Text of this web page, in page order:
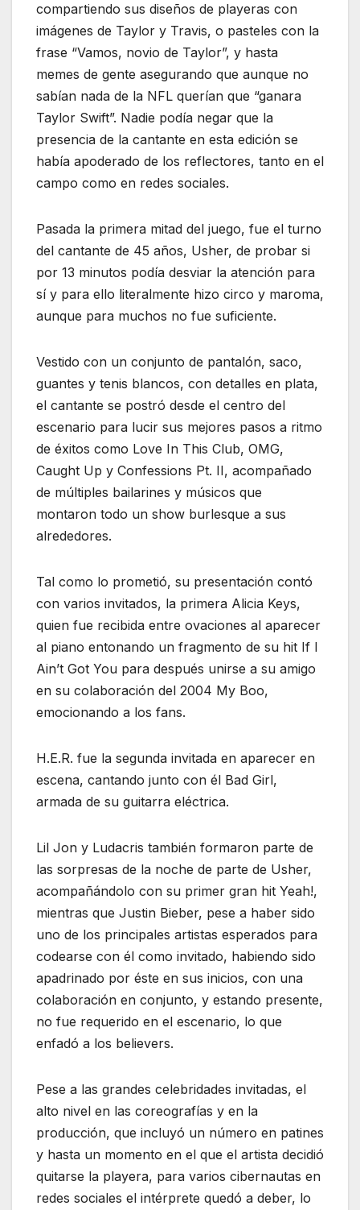
compartiendo sus diseños de playeras con
imágenes de Taylor y Travis, o pasteles con la
frase “Vamos, novio de Taylor”, y hasta
memes de gente asegurando que aunque no
sabían nada de la NFL querían que “ganara
Taylor Swift”. Nadie podía negar que la
presencia de la cantante en esta edición se
había apoderado de los reflectores, tanto en el
campo como en redes sociales.
Pasada la primera mitad del juego, fue el turno
del cantante de 45 años, Usher, de probar si
por 13 minutos podía desviar la atención para
sí y para ello literalmente hizo circo y maroma,
aunque para muchos no fue suficiente.
Vestido con un conjunto de pantalón, saco,
guantes y tenis blancos, con detalles en plata,
el cantante se postró desde el centro del
escenario para lucir sus mejores pasos a ritmo
de éxitos como Love In This Club, OMG,
Caught Up y Confessions Pt. II, acompañado
de múltiples bailarines y músicos que
montaron todo un show burlesque a sus
alrededores.
Tal como lo prometió, su presentación contó
con varios invitados, la primera Alicia Keys,
quien fue recibida entre ovaciones al aparecer
al piano entonando un fragmento de su hit If I
Ain’t Got You para después unirse a su amigo
en su colaboración del 2004 My Boo,
emocionando a los fans.
H.E.R. fue la segunda invitada en aparecer en
escena, cantando junto con él Bad Girl,
armada de su guitarra eléctrica.
Lil Jon y Ludacris también formaron parte de
las sorpresas de la noche de parte de Usher,
acompañándolo con su primer gran hit Yeah!,
mientras que Justin Bieber, pese a haber sido
uno de los principales artistas esperados para
codearse con él como invitado, habiendo sido
apadrinado por éste en sus inicios, con una
colaboración en conjunto, y estando presente,
no fue requerido en el escenario, lo que
enfadó a los believers.
Pese a las grandes celebridades invitadas, el
alto nivel en las coreografías y en la
producción, que incluyó un número en patines
y hasta un momento en el que el artista decidió
quitarse la playera, para varios cibernautas en
redes sociales el intérprete quedó a deber, lo